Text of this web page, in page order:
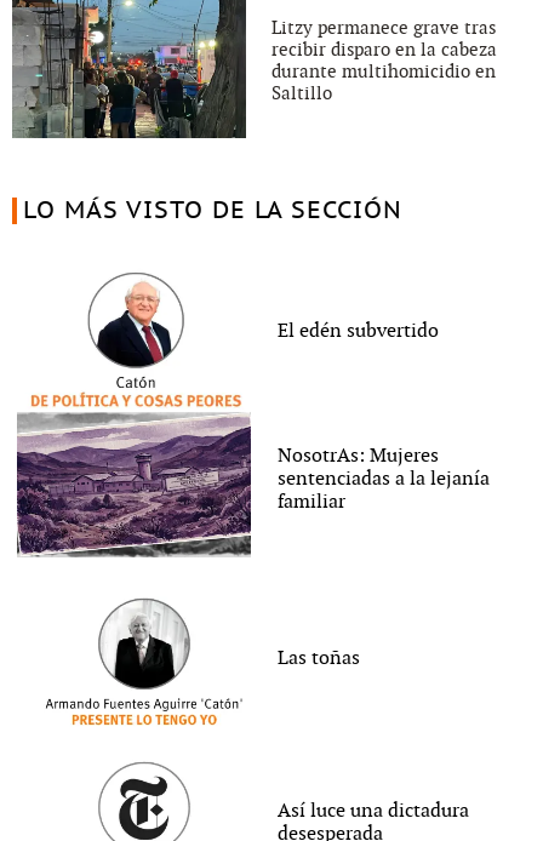
Litzy permanece grave tras
recibir disparo en la cabeza
durante multihomicidio en
Saltillo
LO MÁS VISTO DE LA SECCIÓN
El edén subvertido
NosotrAs: Mujeres
sentenciadas a la lejanía
familiar
Las toñas
Así luce una dictadura
desesperada